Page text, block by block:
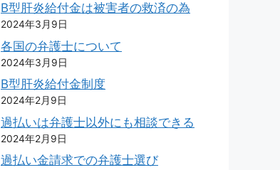
B型肝炎給付金は被害者の救済の為
2024年3月9日
各国の弁護士について
2024年3月9日
B型肝炎給付金制度
2024年2月9日
過払いは弁護士以外にも相談できる
2024年2月9日
過払い金請求での弁護士選び